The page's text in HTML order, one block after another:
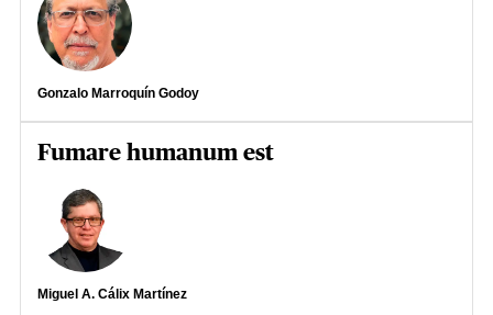
Gonzalo Marroquín Godoy
Fumare humanum est
Miguel A. Cálix Martínez